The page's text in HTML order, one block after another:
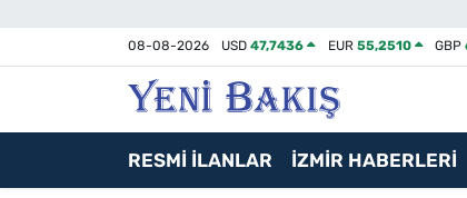
08-08-2026 USD47,7436 EUR 55,2510 GBP
RESMİ İLANLAR İZMİR HABERLERİ
Asayiş / Polis-Adliye
Magazin